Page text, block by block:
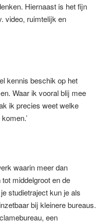
Hiernaast is het fijn
video, ruimtelijk en
kennis beschik op het
Waar ik vooral blij mee
ik precies weet welke
waarin meer dan
middelgroot en de
studietraject kun je als
bij kleinere bureaus.
een